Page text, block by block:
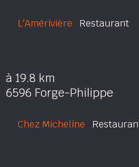
L'Amérivière Restaurant
à 19.8 km
6596 Forge-Philippe
Chez Micheline